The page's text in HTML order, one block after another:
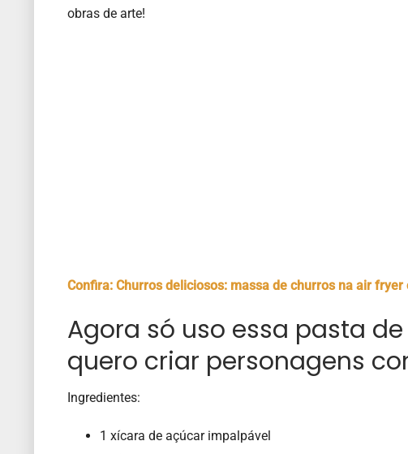
obras de arte!
Confira: Churros deliciosos: massa de churros na air fryer
Agora só uso essa pasta
quero criar personagens
Ingredientes:
1 xícara de açúcar impalpável